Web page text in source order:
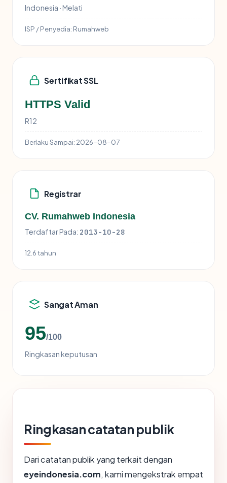
Indonesia · Melati
ISP / Penyedia: Rumahweb
Sertifikat SSL
HTTPS Valid
R12
Berlaku Sampai: 2026-08-07
Registrar
CV. Rumahweb Indonesia
Terdaftar Pada: 2013-10-28
12.6 tahun
Sangat Aman
95/100
Ringkasan keputusan
Ringkasan catatan publik
Dari catatan publik yang terkait dengan
eyeindonesia.com, kami mengekstrak empat